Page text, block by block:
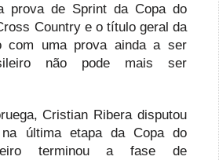
prova de Sprint da Copa do
Country e o título geral da
com uma prova ainda a ser
não pode mais ser
Cristian Ribera disputou
última etapa da Copa do
terminou a fase de